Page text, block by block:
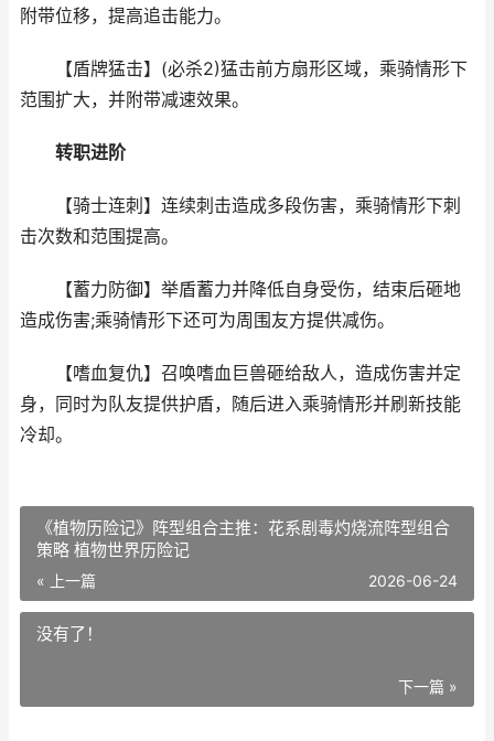
附带位移，提高追击能力。
【盾牌猛击】(必杀2)猛击前方扇形区域，乘骑情形下
范围扩大，并附带减速效果。
转职进阶
【骑士连刺】连续刺击造成多段伤害，乘骑情形下刺
击次数和范围提高。
【蓄力防御】举盾蓄力并降低自身受伤，结束后砸地
造成伤害;乘骑情形下还可为周围友方提供减伤。
【嗜血复仇】召唤嗜血巨兽砸给敌人，造成伤害并定
身，同时为队友提供护盾，随后进入乘骑情形并刷新技能
冷却。
《植物历险记》阵型组合主推：花系剧毒灼烧流阵型组合
策略 植物世界历险记
« 上一篇 2026-06-24
没有了！
下一篇 »